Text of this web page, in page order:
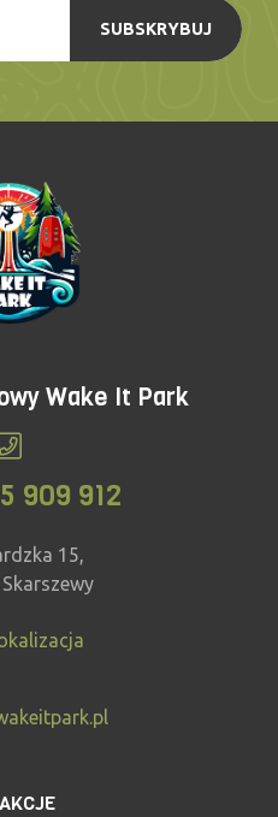
SUBSKRYBUJ
Wake It Park
909 912
15,